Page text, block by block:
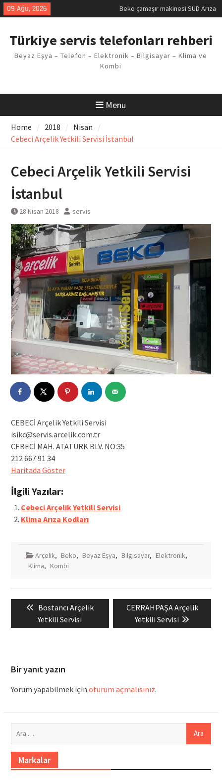
Skip
to
09 Ağu, 2026
Beko çamaşır makinesi SUD Arıza
Kodu
Kodu
Arızası Çözümü
E02 Arıza Kodu Regal kombi
Viessmann kombi F3 Hatası
Çözüm Yöntemleri
Türkiye servis telefonları rehberi
Beyaz Eşya – Telefon – Elektronik – Bilgisayar – Klima ve
Kombi
Menu
Home 2018
Nisan
Cebeci Arçelik Yetkili Servisi İstanbul
Cebeci Arçelik Yetkili Servisi
İstanbul
28 Nisan 2018 servis
CEBECİ Arçelik Yetkili Servisi
isikc@servis.arcelik.com.tr
CEBECİ MAH. ATATÜRK BLV. NO:35
212 667 91 34
Haritada Göster
İlgili Yazılar:
Cebeci Arçelik Yetkili Servisi
Klima Arıza Kodları
Arçelik, Beko, Beyaz Eşya, Bilgisayar, Elektronik,
Klima, Kombi
gezinmesi
Previous
post:
Bostancı Arçelik
Yetkili Servisi
Next
post:
CERRAHPAŞA Arçelik
Yetkili Servisi
Bir yanıt yazın
Yorum yapabilmek için oturum açmalısınız.
Markalar